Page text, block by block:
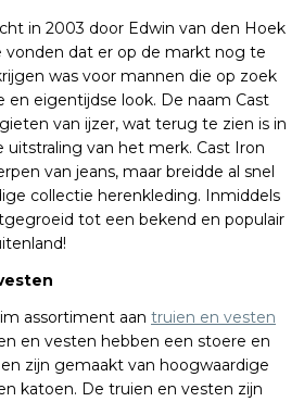
in 2003 door Edwin van den Hoek
vonden dat er op de markt nog te
was voor mannen die op zoek
en eigentijdse look. De naam Cast
van ijzer, wat terug te zien is in
uitstraling van het merk. Cast Iron
van jeans, maar breidde al snel
collectie herenkleding. Inmiddels
tot een bekend en populair
assortiment aan truien en vesten
en vesten hebben een stoere en
zijn gemaakt van hoogwaardige
katoen. De truien en vesten zijn